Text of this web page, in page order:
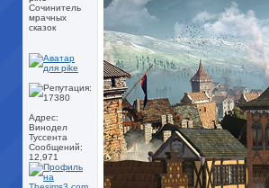
Сочинитель
мрачных
сказок
Адрес:
Винодел
Туссента
Сообщений:
12,971